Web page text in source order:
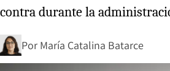
contra durante la
Por María Catalina Batarce